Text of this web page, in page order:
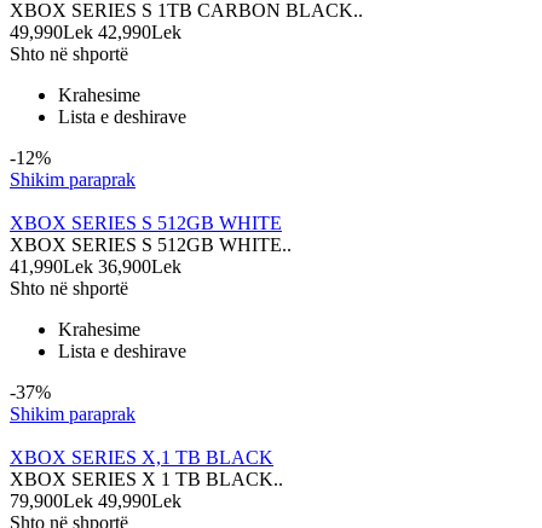
XBOX SERIES S 1TB CARBON BLACK..
49,990Lek 42,990Lek
Shto në shportë
Krahesime
Lista e deshirave
-12%
Shikim paraprak
XBOX SERIES S 512GB WHITE
XBOX SERIES S 512GB WHITE..
41,990Lek 36,900Lek
Shto në shportë
Krahesime
Lista e deshirave
-37%
Shikim paraprak
XBOX SERIES X,1 TB BLACK
XBOX SERIES X 1 TB BLACK..
79,900Lek 49,990Lek
Shto në shportë